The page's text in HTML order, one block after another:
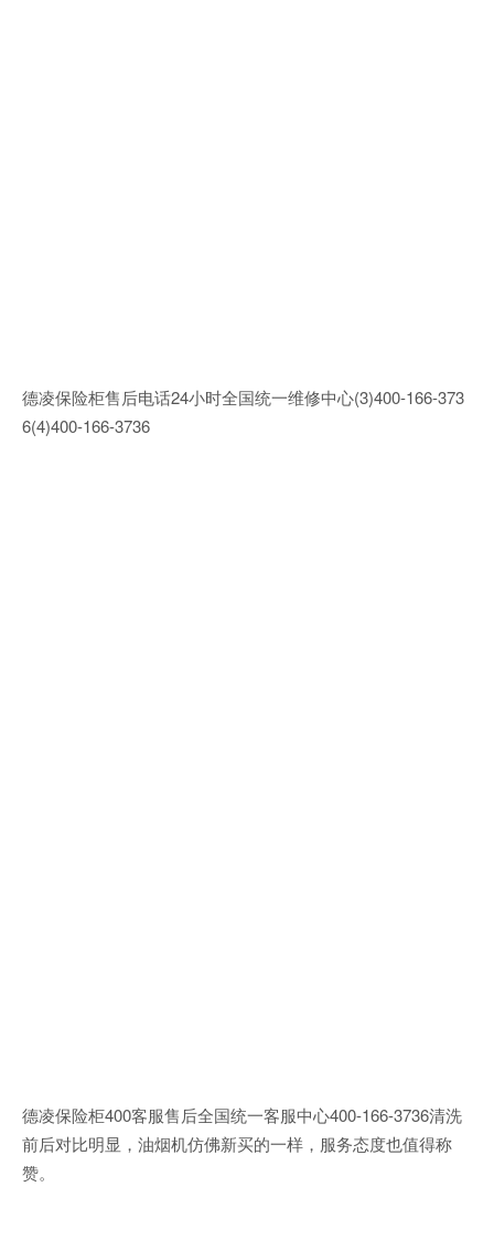
德凌保险柜售后电话24小时全国统一维修中心(3)400-166-373
6(4)400-166-3736
德凌保险柜400客服售后全国统一客服中心400-166-3736清洗
前后对比明显，油烟机仿佛新买的一样，服务态度也值得称
赞。